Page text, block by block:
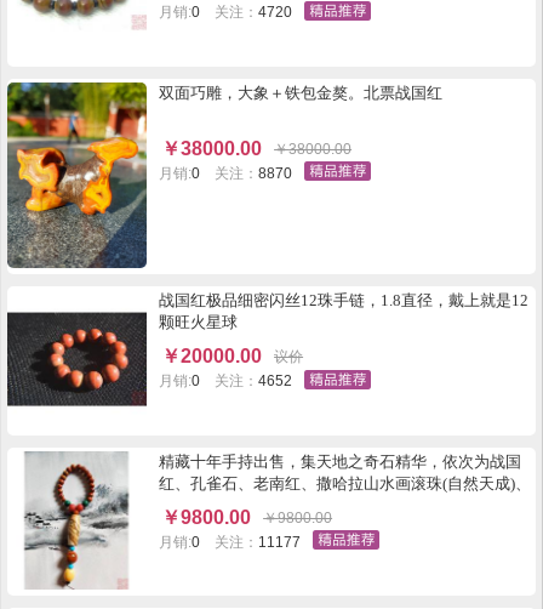
月销:0 关注：4720
双面巧雕，大象＋铁包金獒。北票战国红
￥38000.00 ￥38000.00
月销:0 关注：8870
战国红极品细密闪丝12珠手链，1.8直径，戴上就是12
颗旺火星球
￥20000.00
议价
月销:0 关注：4652
精藏十年手持出售，集天地之奇石精华，依次为战国
红、孔雀石、老南红、撒哈拉山水画滚珠(自然天成)、
形8一发)，美国瓷松、蜜蜡等。
￥9800.00 ￥9800.00
月销:0 关注： 11177